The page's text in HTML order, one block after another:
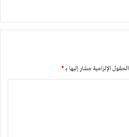
الحقول الإلزامية مشار إليها بـ*